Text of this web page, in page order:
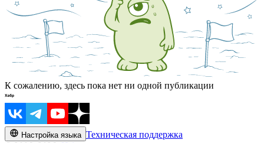
К сожалению, здесь пока нет ни одной публикации
Настройка языка Техническая поддержка